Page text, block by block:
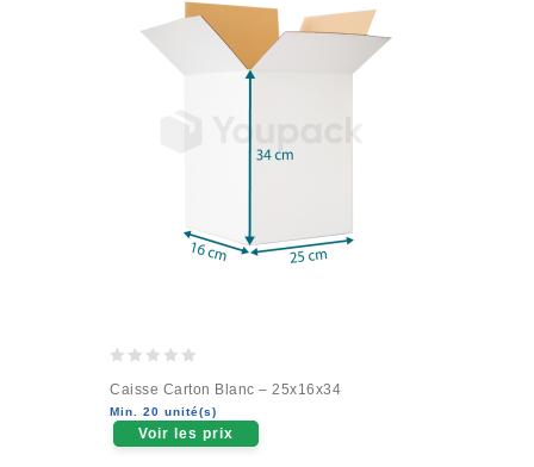
out
of
5
Caisse Carton Blanc – 25x16x34
Min. 20 unité(s)
Voir les prix